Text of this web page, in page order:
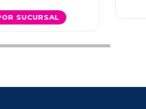
SUCURSAL